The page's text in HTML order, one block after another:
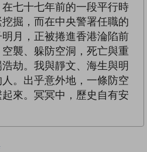
七十七年前的一段平行時
掘，而在中央警署任職的
月，正被捲進香港淪陷前
襲、躲防空洞，死亡與重
劫。我與靜文、海生與明
。出乎意外地，一條防空
來。冥冥中，歷史自有安